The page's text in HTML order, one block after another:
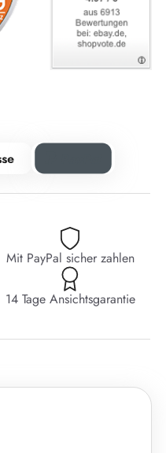
Mit PayPal sicher zahlen
14 Tage Ansichtsgarantie